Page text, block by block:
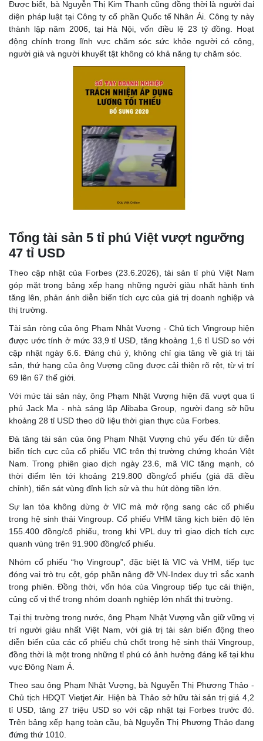
Được biết, bà Nguyễn Thị Kim Thanh cũng đồng thời là người đại
diện pháp luật tại Công ty cổ phần Quốc tế Nhân Ái. Công ty này
thành lập năm 2006, tại Hà Nội, vốn điều lệ 23 tỷ đồng. Hoạt
động chính trong lĩnh vực chăm sóc sức khỏe người có công,
người già và người khuyết tật không có khả năng tự chăm sóc.
Tổng tài sản 5 tỉ phú Việt vượt ngưỡng
47 tỉ USD
Theo cập nhật của Forbes (23.6.2026), tài sản tỉ phú Việt Nam
góp mặt trong bảng xếp hạng những người giàu nhất hành tinh
tăng lên, phản ánh diễn biến tích cực của giá trị doanh nghiệp và
thị trường.
Tài sản ròng của ông Phạm Nhật Vượng - Chủ tịch Vingroup hiện
được ước tính ở mức 33,9 tỉ USD, tăng khoảng 1,6 tỉ USD so với
cập nhật ngày 6.6. Đáng chú ý, không chỉ gia tăng về giá trị tài
sản, thứ hạng của ông Vượng cũng được cải thiện rõ rệt, từ vị trí
69 lên 67 thế giới.
Với mức tài sản này, ông Phạm Nhật Vượng hiện đã vượt qua tỉ
phú Jack Ma - nhà sáng lập Alibaba Group, người đang sở hữu
khoảng 28 tỉ USD theo dữ liệu thời gian thực của Forbes.
Đà tăng tài sản của ông Phạm Nhật Vượng chủ yếu đến từ diễn
biến tích cực của cổ phiếu VIC trên thị trường chứng khoán Việt
Nam. Trong phiên giao dịch ngày 23.6, mã VIC tăng mạnh, có
thời điểm lên tới khoảng 219.800 đồng/cổ phiếu (giá đã điều
chỉnh), tiến sát vùng đỉnh lịch sử và thu hút dòng tiền lớn.
Sự lan tỏa không dừng ở VIC mà mở rộng sang các cổ phiếu
trong hệ sinh thái Vingroup. Cổ phiếu VHM tăng kịch biên độ lên
155.400 đồng/cổ phiếu, trong khi VPL duy trì giao dịch tích cực
quanh vùng trên 91.900 đồng/cổ phiếu.
Nhóm cổ phiếu “họ Vingroup”, đặc biệt là VIC và VHM, tiếp tục
đóng vai trò trụ cột, góp phần nâng đỡ VN-Index duy trì sắc xanh
trong phiên. Đồng thời, vốn hóa của Vingroup tiếp tục cải thiện,
củng cố vị thế trong nhóm doanh nghiệp lớn nhất thị trường.
Tại thị trường trong nước, ông Phạm Nhật Vượng vẫn giữ vững vị
trí người giàu nhất Việt Nam, với giá trị tài sản biến động theo
diễn biến của các cổ phiếu chủ chốt trong hệ sinh thái Vingroup,
đồng thời là một trong những tỉ phú có ảnh hưởng đáng kể tại khu
vực Đông Nam Á.
Theo sau ông Phạm Nhật Vượng, bà Nguyễn Thị Phương Thảo -
Chủ tịch HĐQT Vietjet Air. Hiện bà Thảo sở hữu tài sản trị giá 4,2
tỉ USD, tăng 27 triệu USD so với cập nhật tại Forbes trước đó.
Trên bảng xếp hạng toàn cầu, bà Nguyễn Thị Phương Thảo đang
đứng thứ 1010.